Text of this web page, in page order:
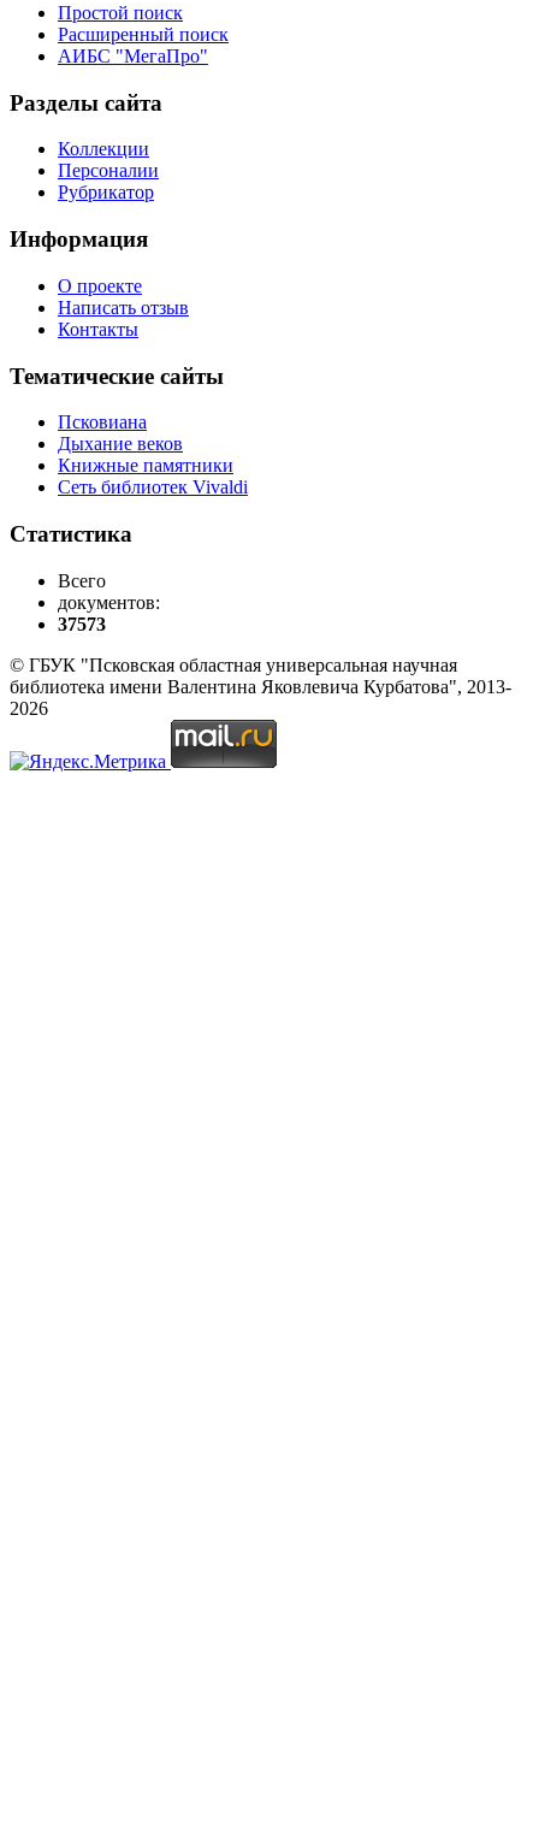
Простой поиск
Расширенный поиск
АИБС "МегаПро"
Разделы сайта
Коллекции
Персоналии
Рубрикатор
Информация
О проекте
Написать отзыв
Контакты
Тематические сайты
Псковиана
Дыхание веков
Книжные памятники
Сеть библиотек Vivaldi
Статистика
Всего
документов:
37573
© ГБУК "Псковская областная универсальная научная
библиотека имени Валентина Яковлевича Курбатова", 2013-
2026